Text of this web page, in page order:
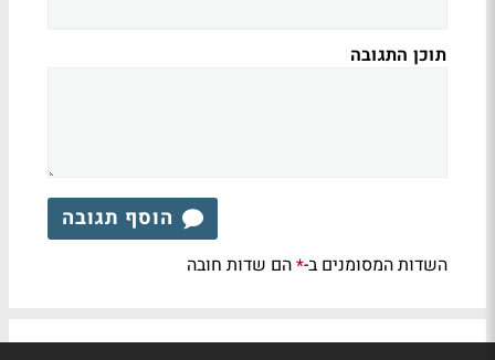
תוכן התגובה
הוסף תגובה
השדות המסומנים ב-*הם שדות חובה